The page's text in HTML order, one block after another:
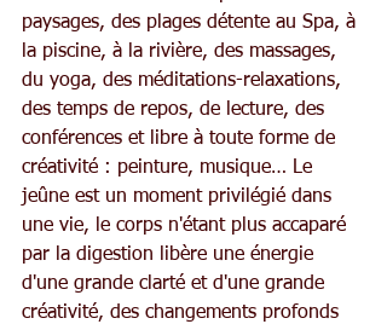
paysages, des plages détente au Spa, à
la piscine, à la rivière, des massages,
du yoga, des méditations-relaxations,
des temps de repos, de lecture, des
conférences et libre à toute forme de
créativité : peinture, musique… Le
jeûne est un moment privilégié dans
une vie, le corps n'étant plus accaparé
par la digestion libère une énergie
d'une grande clarté et d'une grande
créativité, des changements profonds